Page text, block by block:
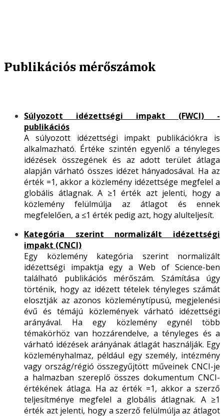
Publikációs mérőszámok
Súlyozott idézettségi impakt (FWCI) -
publikációs
A súlyozott idézettségi impakt publikációkra is
alkalmazható. Értéke szintén egyenlő a tényleges
idézések összegének és az adott terület átlaga
alapján várható összes idézet hányadosával. Ha az
érték =1, akkor a közlemény idézettsége megfelel a
globális átlagnak. A ≥1 érték azt jelenti, hogy a
közlemény felülmúlja az átlagot és ennek
megfelelően, a ≤1 érték pedig azt, hogy alulteljesít.
Kategória szerint normalizált idézettségi
impakt (CNCI)
Egy közlemény kategória szerint normalizált
idézettségi impaktja egy a Web of Science-ben
található publikációs mérőszám. Számítása úgy
történik, hogy az idézett tételek tényleges számát
elosztják az azonos közleménytípusú, megjelenési
évű és témájú közlemények várható idézettségi
arányával. Ha egy közlemény egynél több
témakörhöz van hozzárendelve, a tényleges és a
várható idézések arányának átlagát használják. Egy
közleményhalmaz, például egy személy, intézmény
vagy ország/régió összegyűjtött műveinek CNCI-je
a halmazban szereplő összes dokumentum CNCI-
értékének átlaga. Ha az érték =1, akkor a szerző
teljesítménye megfelel a globális átlagnak. A ≥1
érték azt jelenti, hogy a szerző felülmúlja az átlagot